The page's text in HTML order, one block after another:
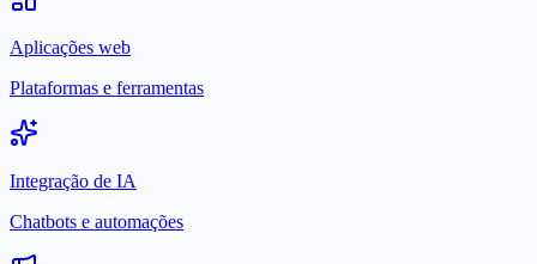
Aplicações web
Plataformas e ferramentas
Integração de IA
Chatbots e automações